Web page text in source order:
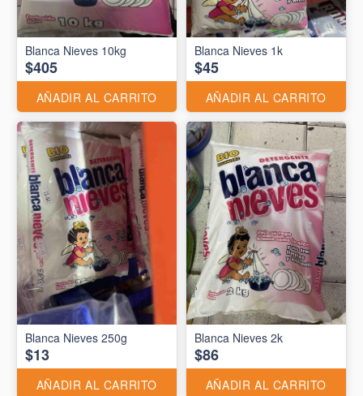
Blanca Nieves 10kg
$405
AÑADIR AL CARRITO
Blanca Nieves 1k
$45
AÑADIR AL CARRITO
Blanca Nieves 250g
$13
AÑADIR AL CARRITO
Blanca Nieves 2k
$86
AÑADIR AL CARRITO